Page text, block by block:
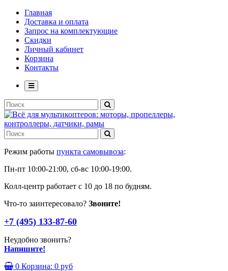
Главная
Доставка и оплата
Запрос на комплектующие
Скидки
Личный кабинет
Корзина
Контакты
Режим работы пункта самовывоза:
Пн-пт 10:00-21:00, сб-вс 10:00-19:00.
Колл-центр работает с 10 до 18 по будням.
Что-то заинтересовало? Звоните!
+7 (495) 133-87-60
Неудобно звонить?
Напишите!
0 Корзина: 0 руб